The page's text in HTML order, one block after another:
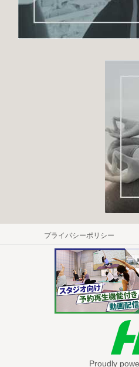
プライバシーポリシー
Proudly